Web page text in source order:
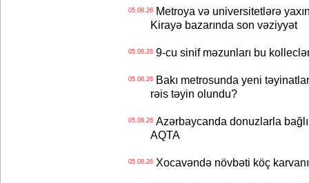
05.08.26Metroya və universitetlərə
Kirayə bazarında son vəziyyət
05.08.269-cu sinif məzunları bu
05.08.26Bakı metrosunda yeni
rəis təyin olundu?
05.08.26Azərbaycanda donuzlarla
AQTA
05.08.26Xocavəndə növbəti köç